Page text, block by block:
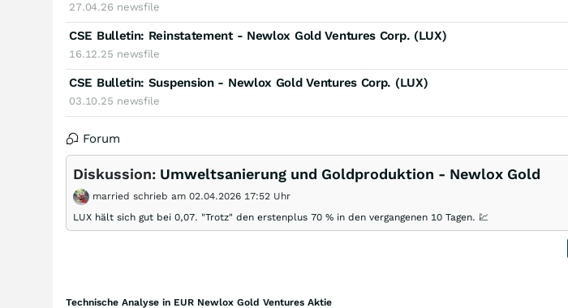
27.04.26 newsfile
CSE Bulletin: Reinstatement - Newlox Gold Ventures Corp. (LUX)
16.12.25 newsfile
CSE Bulletin: Suspension - Newlox Gold Ventures Corp. (LUX)
03.10.25 newsfile
Forum
Diskussion: Umweltsanierung und Goldproduktion - Newlox Gold
married schrieb am 02.04.2026 17:52 Uhr
LUX hält sich gut bei 0,07. "Trotz" den erstenplus 70 % in den vergangenen 10 Tagen. 💹
Technische Analyse in EUR Newlox Gold Ventures Aktie